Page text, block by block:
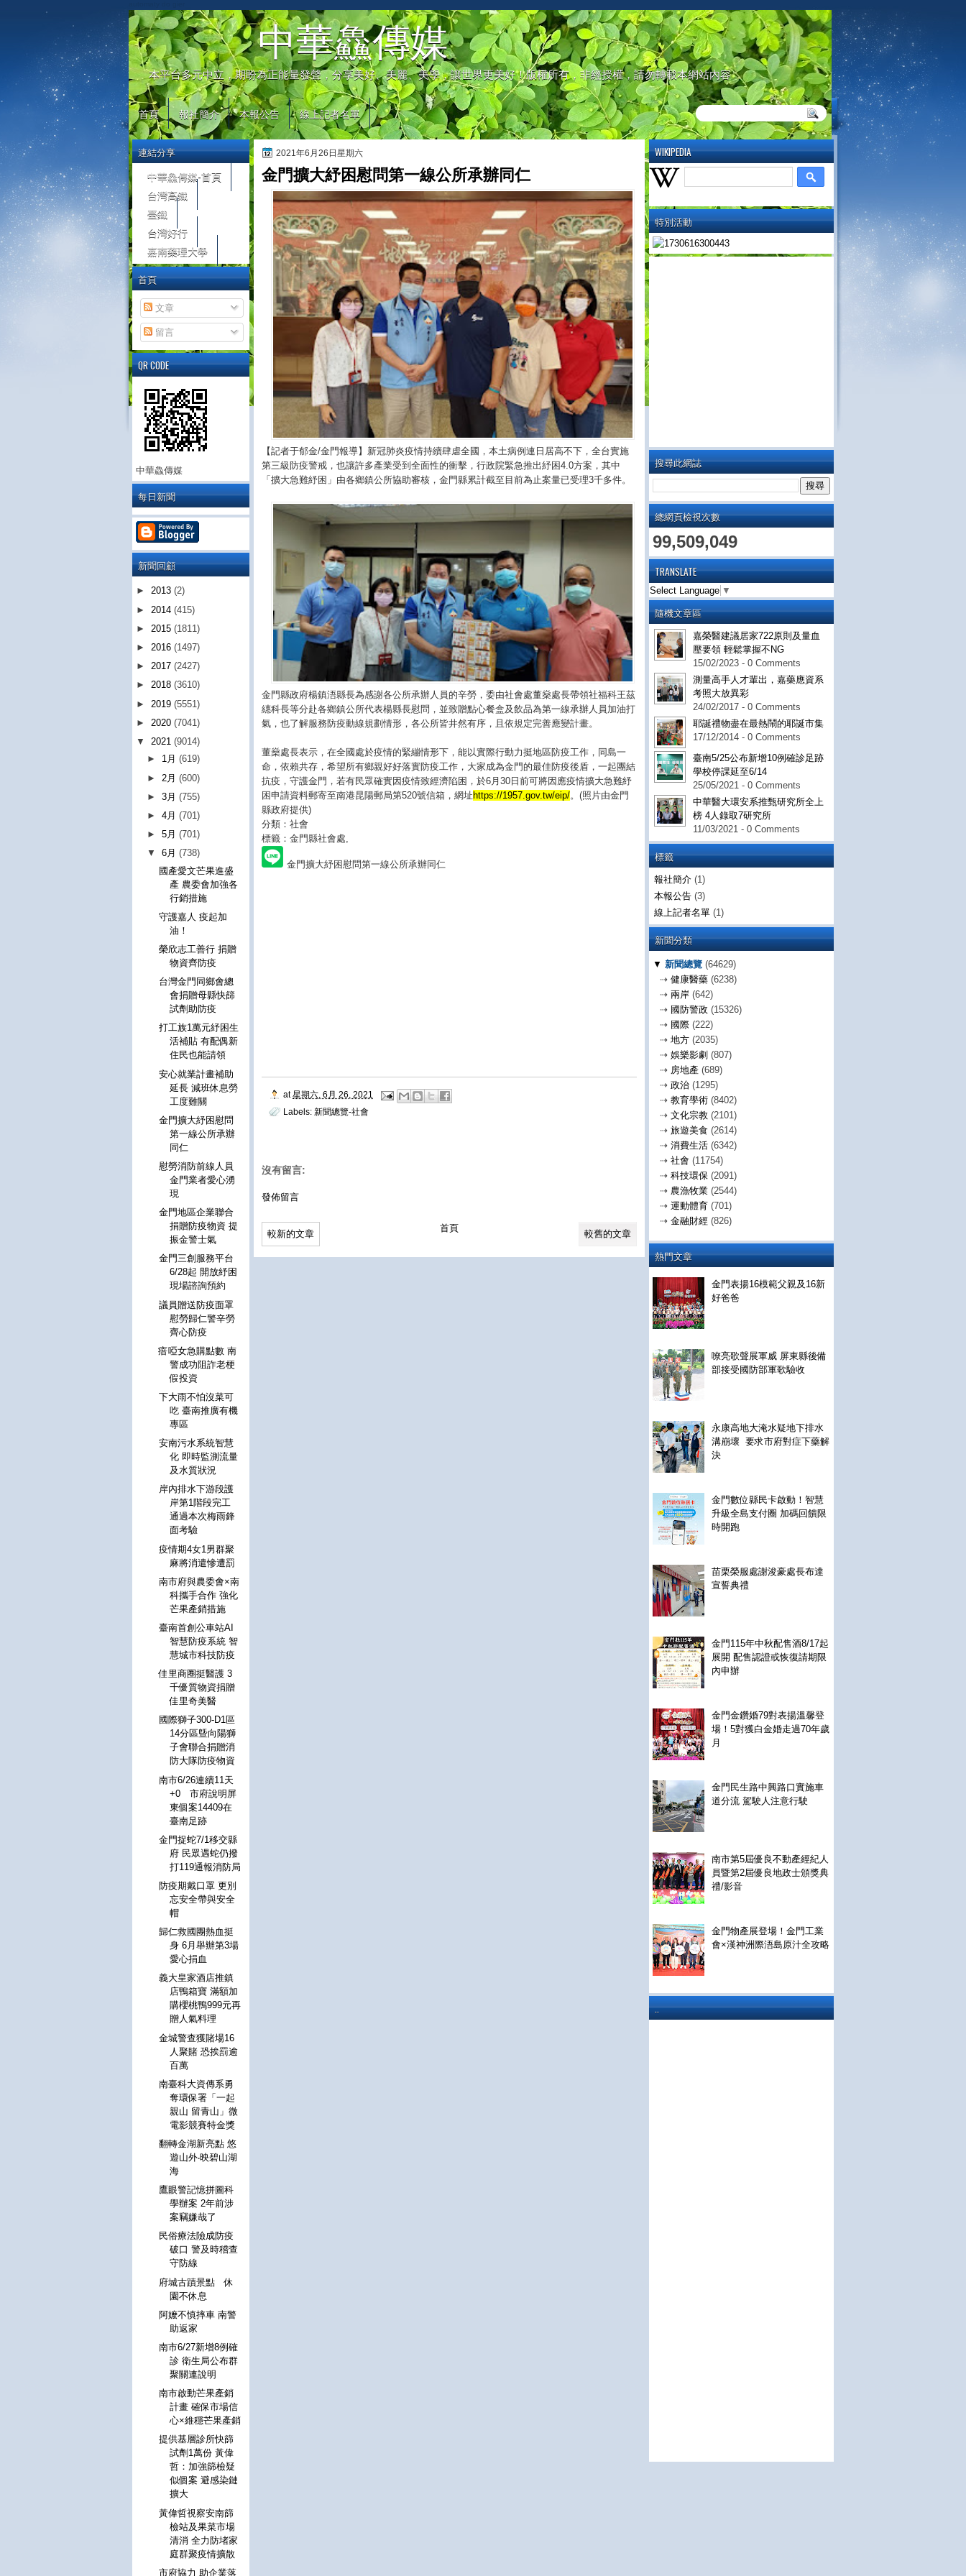
中華鱻傳媒
本平台多元中立，期盼為正能量發聲，分享美好、美麗、美學，讓世界更美好！版權所有，非經授權，請勿轉載本網站內容
首頁 報社簡介 本報公告 線上記者名單
WIKIPEDIA
特別活動
搜尋此網誌
總網頁檢視次數
99,509,049
TRANSLATE
Select Language ▼
隨機文章區
嘉榮醫建議居家722原則及量血
壓要領 輕鬆掌握不NG
15/02/2023 - 0 Comments
測量高手人才輩出，嘉藥應資系
考照大放異彩
24/02/2017 - 0 Comments
耶誕禮物盡在最熱鬧的耶誕市集
17/12/2014 - 0 Comments
臺南5/25公布新增10例確診足跡
學校停課延至6/14
25/05/2021 - 0 Comments
中華醫大環安系推甄研究所全上
榜 4人錄取7研究所
11/03/2021 - 0 Comments
標籤
報社簡介 (1)
本報公告 (3)
線上記者名單 (1)
新聞分類
▼ 新聞總覽 (64629)
⇢ 健康醫藥 (6238)
⇢ 兩岸 (642)
⇢ 國防警政 (15326)
⇢ 國際 (222)
⇢ 地方 (2035)
⇢ 娛樂影劇 (807)
⇢ 房地產 (689)
⇢ 政治 (1295)
⇢ 教育學術 (8402)
⇢ 文化宗教 (2101)
⇢ 旅遊美食 (2614)
⇢ 消費生活 (6342)
⇢ 社會 (11754)
⇢ 科技環保 (2091)
⇢ 農漁牧業 (2544)
⇢ 運動體育 (701)
⇢ 金融財經 (826)
熱門文章
金門表揚16模範父親及16新
好爸爸
嘹亮歌聲展軍威 屏東縣後備
部接受國防部軍歌驗收
永康高地大淹水疑地下排水
溝崩壞 要求市府對症下藥解
決
金門數位縣民卡啟動！智慧
升級全島支付圈 加碼回饋限
時開跑
苗栗榮服處謝浚豪處長布達
宣誓典禮
金門115年中秋配售酒8/17起
展開 配售認證或恢復請期限
內申辦
金門金鑽婚79對表揚溫馨登
場！5對獲白金婚走過70年歲
月
金門民生路中興路口實施車
道分流 駕駛人注意行駛
南市第5屆優良不動產經紀人
員暨第2屆優良地政士頒獎典
禮/影音
金門物產展登場！金門工業
會×漢神洲際浯島原汁全攻略
..
2021年6月26日星期六
金門擴大紓困慰問第一線公所承辦同仁
【記者于郁金/金門報導】新冠肺炎疫情持續肆虐全國，本土病例連日居高不下，全台實施
第三級防疫警戒，也讓許多產業受到全面性的衝擊，行政院緊急推出紓困4.0方案，其中
「擴大急難紓困」由各鄉鎮公所協助審核，金門縣累計截至目前為止案量已受理3千多件。
金門縣政府楊鎮浯縣長為感謝各公所承辦人員的辛勞，委由社會處董燊處長帶領社福科王茲
繐科長等分赴各鄉鎮公所代表楊縣長慰問，並致贈點心餐盒及飲品為第一線承辦人員加油打
氣，也了解服務防疫動線規劃情形，各公所皆井然有序，且依規定完善應變計畫。
董燊處長表示，在全國處於疫情的緊繃情形下，能以實際行動力挺地區防疫工作，同島一
命，依賴共存，希望所有鄉親好好落實防疫工作，大家成為金門的最佳防疫後盾，一起團結
抗疫，守護金門，若有民眾確實因疫情致經濟陷困，於6月30日前可將因應疫情擴大急難紓
困申請資料郵寄至南港昆陽郵局第520號信箱，網址 https://1957.gov.tw/eip/。(照片由金門
縣政府提供)
分類：社會
標籤：金門縣社會處,
金門擴大紓困慰問第一線公所承辦同仁
at星期六, 6月 26, 2021
Labels: 新聞總覽-社會
沒有留言:
發佈留言
較新的文章 較舊的文章
首頁
連結分享
中華鱻傳媒-首頁
台灣高鐵
臺鐵
台灣好行
嘉南藥理大學
首頁
文章
留言
QR CODE
中華鱻傳媒
每日新聞
新聞回顧
► 2013 (2)
► 2014 (415)
► 2015 (1811)
► 2016 (1497)
► 2017 (2427)
► 2018 (3610)
► 2019 (5551)
► 2020 (7041)
▼ 2021 (9014)
► 1月(619)
► 2月(600)
►3月(755)
►4月(701)
►5月(701)
▼6月(738)
國產愛文芒果進盛
產 農委會加強各
行銷措施
守護嘉人 疫起加
油！
榮欣志工善行 捐贈
物資齊防疫
台灣金門同鄉會總
會捐贈母縣快篩
試劑助防疫
打工族1萬元紓困生
活補貼 有配偶新
住民也能請領
安心就業計畫補助
延長 減班休息勞
工度難關
金門擴大紓困慰問
第一線公所承辦
同仁
慰勞消防前線人員
金門業者愛心湧
現
金門地區企業聯合
捐贈防疫物資 提
振金警士氣
金門三創服務平台
6/28起 開放紓困
現場諮詢預約
議員贈送防疫面罩
慰勞歸仁警辛勞
齊心防疫
瘖啞女急購點數 南
警成功阻詐老梗
假投資
下大雨不怕沒菜可
吃 臺南推廣有機
專區
安南污水系統智慧
化 即時監測流量
及水質狀況
岸內排水下游段護
岸第1階段完工
通過本次梅雨鋒
面考驗
疫情期4女1男群聚
麻將消遣慘遭罰
南市府與農委會×南
科攜手合作 強化
芒果產銷措施
臺南首創公車站AI
智慧防疫系統 智
慧城市科技防疫
佳里商圈挺醫護 3
千優質物資捐贈
佳里奇美醫
國際獅子300-D1區
14分區曁向陽獅
子會聯合捐贈消
防大隊防疫物資
南市6/26連續11天
+0 市府說明屏
東個案14409在
臺南足跡
金門捉蛇7/1移交縣
府 民眾遇蛇仍撥
打119通報消防局
防疫期戴口罩 更別
忘安全帶與安全
帽
歸仁救國團熱血挺
身 6月舉辦第3場
愛心捐血
義大皇家酒店推鎮
店鴨箱寶 滿額加
購櫻桃鴨999元再
贈人氣料理
金城警查獲賭場16
人聚賭 恐挨罰逾
百萬
南臺科大資傳系勇
奪環保署「一起
親山 留青山」微
電影競賽特金獎
翻轉金湖新亮點 悠
遊山外‧映碧山湖
海
鷹眼警記憶拼圖科
學辦案 2年前涉
案竊嫌哉了
民俗療法險成防疫
破口 警及時稽查
守防線
府城古蹟景點 休
園不休息
阿嬤不慎摔車 南警
助返家
南市6/27新增8例確
診 衛生局公布群
聚關連說明
南市啟動芒果產銷
計畫 確保市場信
心×維穩芒果產銷
提供基層診所快篩
試劑1萬份 黃偉
哲：加強篩檢疑
似個案 避感染鏈
擴大
黃偉哲視察安南篩
檢站及果菜市場
清消 全力防堵家
庭群聚疫情擴散
市府協力 助企業落